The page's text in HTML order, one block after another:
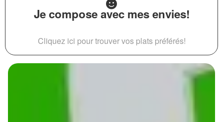
Je compose avec mes envies!
Cliquez ici pour trouver vos plats préférés!